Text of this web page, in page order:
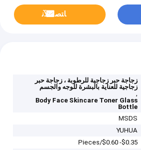
ﺎﺘﺼﻟ ﺍﻶﻧ
زجاجة حبر زجاجية للرطوبة ، زجاجة حبر
زجاجية للعناية بالبشرة للوجه والجسم
,
Body Face Skincare Toner Glass
Bottle
MSDS
YUHUA
$0.35- $0.60/Pieces